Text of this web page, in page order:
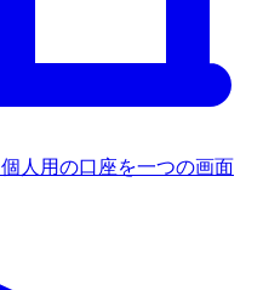
人用の口座を一つの画面